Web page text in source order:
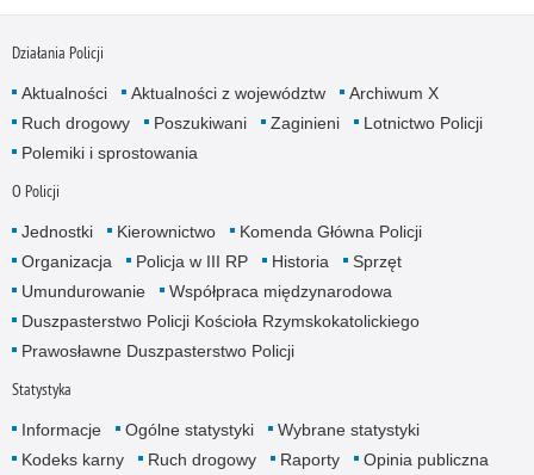
Działania Policji
Aktualności Aktualności z województw
Archiwum X
Ruch drogowy
Poszukiwani Zaginieni
Lotnictwo Policji
Polemiki i sprostowania
O Policji
Jednostki Kierownictwo
Komenda Główna Policji
Organizacja
Policja w III RP Historia
Sprzęt
Umundurowanie
Współpraca międzynarodowa
Duszpasterstwo Policji Kościoła Rzymskokatolickiego
Prawosławne Duszpasterstwo Policji
Statystyka
Informacje Ogólne statystyki
Wybrane statystyki
Kodeks karny
Ruch drogowy Raporty Opinia publiczna